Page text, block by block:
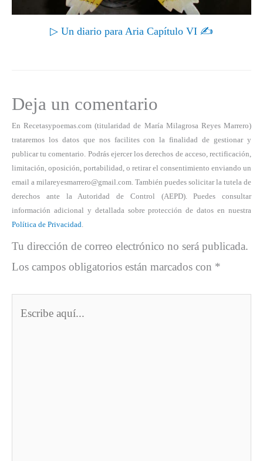
▷ Un diario para Aria Capítulo VI ✍
Deja un comentario
En Recetasypoemas.com (titularidad de María Milagrosa Reyes Marrero)
trataremos los datos que nos facilites con la finalidad de gestionar y
publicar tu comentario. Podrás ejercer los derechos de acceso, rectificación,
limitación, oposición, portabilidad, o retirar el consentimiento enviando un
email a milareyesmarrero@gmail.com. También puedes solicitar la tutela de
derechos ante la Autoridad de Control (AEPD). Puedes consultar
información adicional y detallada sobre protección de datos en nuestra
Política de Privacidad.
Tu dirección de correo electrónico no será publicada.
Los campos obligatorios están marcados con *